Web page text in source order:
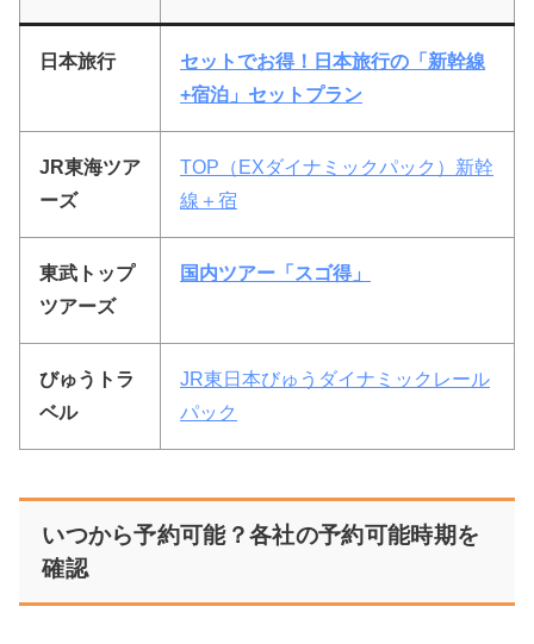
日本旅行
セットでお得！日本旅行の「新幹線
+宿泊」セットプラン
JR東海ツア
ーズ
TOP（EXダイナミックパック）新幹
線＋宿
東武トップ
ツアーズ
国内ツアー「スゴ得」
びゅうトラ
ベル
JR東日本びゅうダイナミックレール
パック
いつから予約可能？各社の予約可能時期を
確認